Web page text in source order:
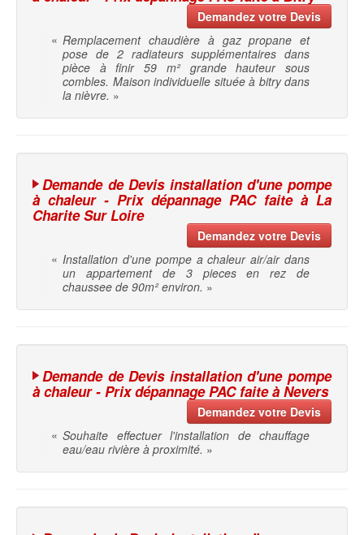
Demandez votre Devis
« Remplacement chaudière à gaz propane et
pose de 2 radiateurs supplémentaires dans
pièce à finir 59 m² grande hauteur sous
combles. Maison individuelle située à bitry dans
la nièvre. »
Demande de Devis installation d'une pompe
à chaleur - Prix dépannage PAC faite à La
Charite Sur Loire
Demandez votre Devis
« Installation d'une pompe a chaleur air/air dans
un appartement de 3 pieces en rez de
chaussee de 90m² environ. »
Demande de Devis installation d'une pompe
à chaleur - Prix dépannage PAC faite à Nevers
Demandez votre Devis
« Souhaite effectuer l'installation de chauffage
eau/eau rivière à proximité. »